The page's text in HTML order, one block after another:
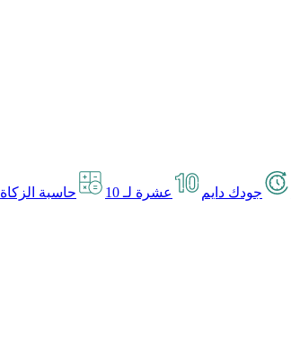
جودك دايم عشرة لـ 10 حاسبة الزكاة